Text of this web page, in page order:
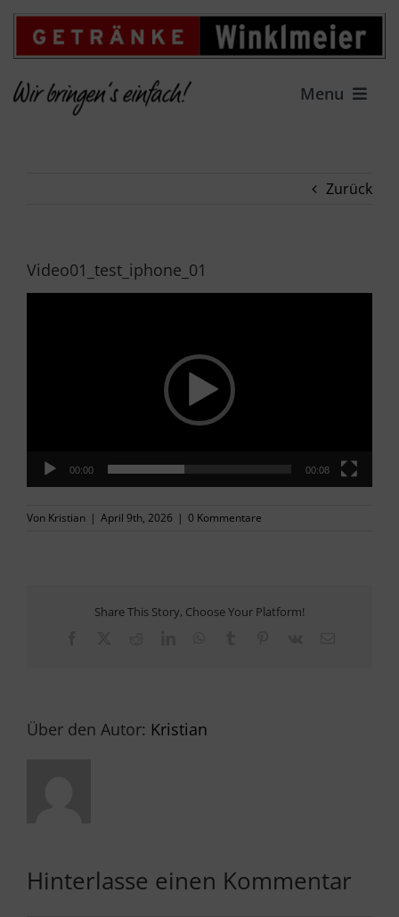
Zum
Inhalt
springen
Menu
GETRÄNKEFACHMARKT
FAMILIENUNTERNEHMEN
Zurück
Video01_test_iphone_01
00:00 00:08
Von Kristian | April 9th, 2026 | 0 Kommentare
Share This Story, Choose Your Platform!
Über den Autor: Kristian
Hinterlasse einen Kommentar